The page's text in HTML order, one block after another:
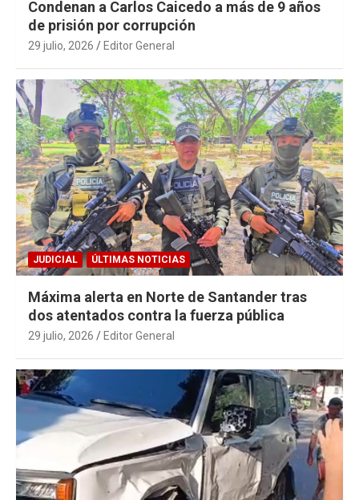
Condenan a Carlos Caicedo a más de 9 años
de prisión por corrupción
29 julio, 2026 Editor General
JUDICIAL ÚLTIMAS NOTICIAS
Máxima alerta en Norte de Santander tras
dos atentados contra la fuerza pública
29 julio, 2026 Editor General